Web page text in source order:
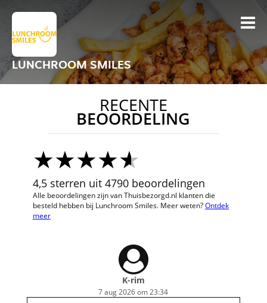
LUNCHROOM SMILES
RECENTE
BEOORDELING
4,5 sterren uit 4790 beoordelingen
Alle beoordelingen zijn van Thuisbezorgd.nl klanten die
besteld hebben bij Lunchroom Smiles. Meer weten?Ontdek
meer
K-rim
7 aug 2026 om 23:34